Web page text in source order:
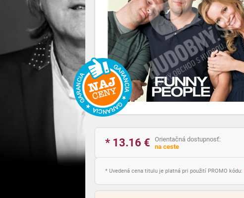
* 13.16 €
Orientačná dostupnosť:
na ceste
* Uvedená cena titulu je platná pri použití PROMO kódu: